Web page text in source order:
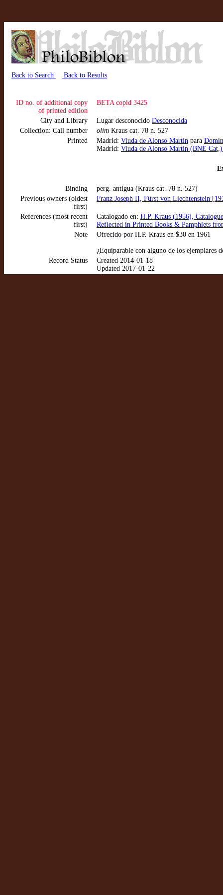
Back to Search Back to Results
ID no. of additional copy
of printed edition
BETA copid 3425
City and Library Lugar desconocido Desconocida
Collection: Call number
olim Kraus cat. 78 n. 527
Printed
Madrid: Viuda de Alonso Martín para
Madrid: Viuda de Alonso Martín (BNE Cat,)
Binding
perg. antigua (Kraus cat. 78 n. 527)
Previous owners (oldest
first)
Franz Joseph II, Fürst von Liechtenstein
References (most recent
first)
Catalogado en: H.P. Kraus (1956),
Reflected in Printed Books & Pamphlets
Note
Ofrecido por H.P. Kraus en $30 en 1961
¿Equiparable con alguno de los ejemplares
Record Status
Created 2014-01-18
Updated 2017-01-22